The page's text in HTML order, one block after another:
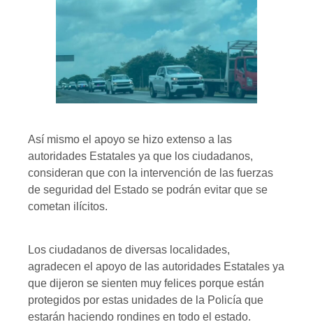
Así mismo el apoyo se hizo extenso a las
autoridades Estatales ya que los ciudadanos,
consideran que con la intervención de las fuerzas
de seguridad del Estado se podrán evitar que se
cometan ilícitos.
Los ciudadanos de diversas localidades,
agradecen el apoyo de las autoridades Estatales ya
que dijeron se sienten muy felices porque están
protegidos por estas unidades de la Policía que
estarán haciendo rondines en todo el estado.